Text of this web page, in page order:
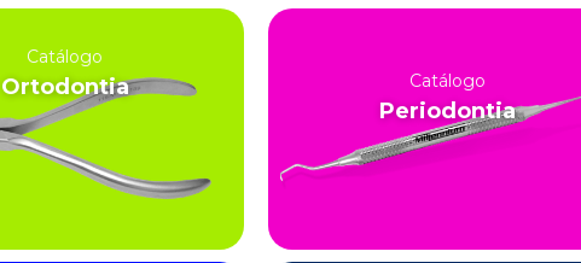
Catálogo
Ortodontia Catálogo
Periodontia